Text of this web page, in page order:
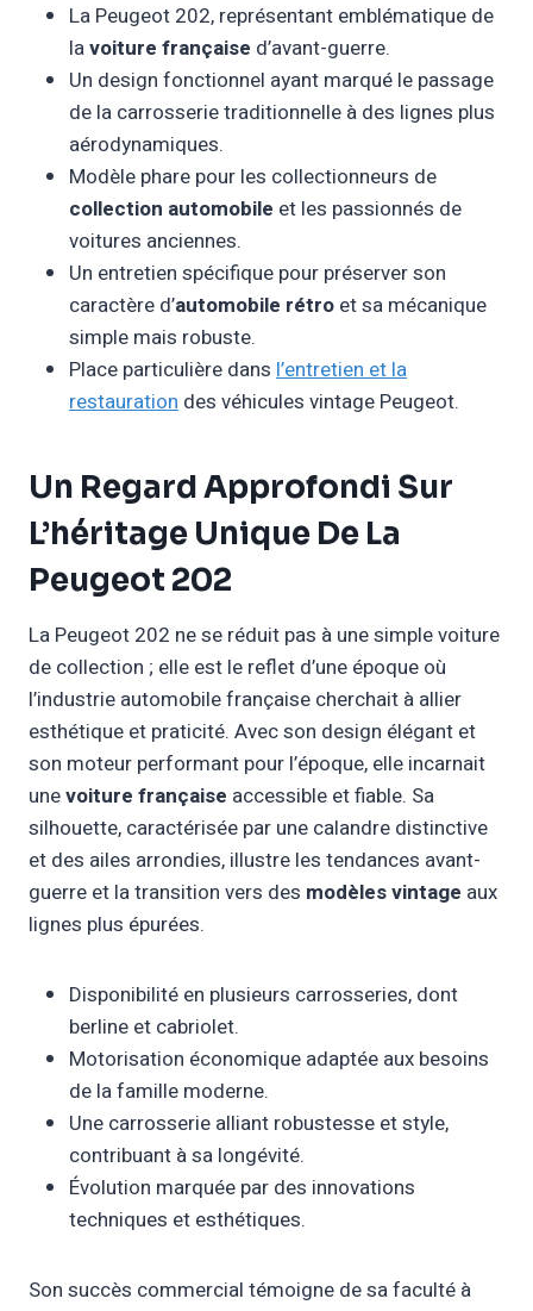
La Peugeot 202, représentant emblématique de
lavoiture française d’avant-guerre.
Un design fonctionnel ayant marqué le passage
de la carrosserie traditionnelle à des lignes plus
aérodynamiques.
Modèle phare pour les collectionneurs de
collection automobile et les passionnés de
voitures anciennes.
Un entretien spécifique pour préserver son
caractère d’automobile rétro et sa mécanique
simple mais robuste.
Place particulière dans l’entretien et la
restauration des véhicules vintage Peugeot.
Un Regard Approfondi Sur
L’héritage Unique De La
Peugeot 202
La Peugeot 202 ne se réduit pas à une simple voiture
de collection ; elle est le reflet d’une époque où
l’industrie automobile française cherchait à allier
esthétique et praticité. Avec son design élégant et
son moteur performant pour l’époque, elle incarnait
unevoiture française accessible et fiable. Sa
silhouette, caractérisée par une calandre distinctive
et des ailes arrondies, illustre les tendances avant-
guerre et la transition vers des modèles vintage aux
lignes plus épurées.
Disponibilité en plusieurs carrosseries, dont
berline et cabriolet.
Motorisation économique adaptée aux besoins
de la famille moderne.
Une carrosserie alliant robustesse et style,
contribuant à sa longévité.
Évolution marquée par des innovations
techniques et esthétiques.
Son succès commercial témoigne de sa faculté à